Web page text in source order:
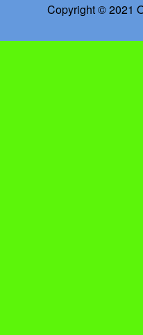
Copyright © 2021